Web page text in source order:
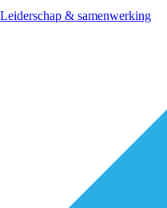
Leiderschap & samenwerking